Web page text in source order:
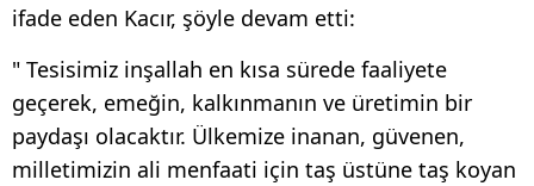
ifade eden Kacır, şöyle devam etti:
" Tesisimiz inşallah en kısa sürede faaliyete
geçerek, emeğin, kalkınmanın ve üretimin bir
paydaşı olacaktır. Ülkemize inanan, güvenen,
milletimizin ali menfaati için taş üstüne taş koyan